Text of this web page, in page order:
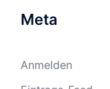
Meta
Anmelden